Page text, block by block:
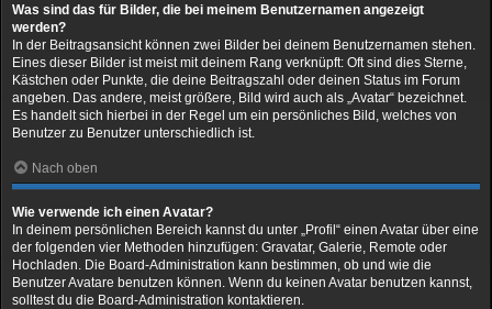
Was sind das für Bilder, die bei meinem Benutzernamen angezeigt
werden?
In der Beitragsansicht können zwei Bilder bei deinem Benutzernamen stehen.
Eines dieser Bilder ist meist mit deinem Rang verknüpft: Oft sind dies Sterne,
Kästchen oder Punkte, die deine Beitragszahl oder deinen Status im Forum
angeben. Das andere, meist größere, Bild wird auch als „Avatar“ bezeichnet.
Es handelt sich hierbei in der Regel um ein persönliches Bild, welches von
Benutzer zu Benutzer unterschiedlich ist.
Nach oben
Wie verwende ich einen Avatar?
In deinem persönlichen Bereich kannst du unter „Profil“ einen Avatar über eine
der folgenden vier Methoden hinzufügen: Gravatar, Galerie, Remote oder
Hochladen. Die Board-Administration kann bestimmen, ob und wie die
Benutzer Avatare benutzen können. Wenn du keinen Avatar benutzen kannst,
solltest du die Board-Administration kontaktieren.